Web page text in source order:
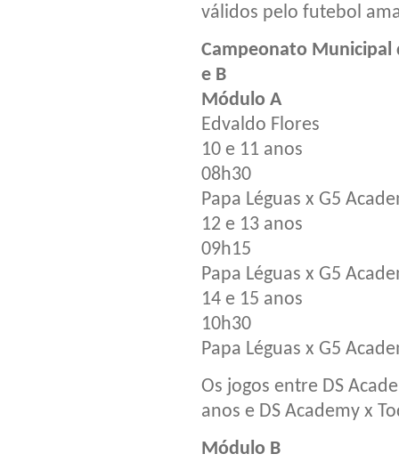
válidos pelo futebol
Campeonato Municipal
e B
Módulo A
Edvaldo Flores
10 e 11 anos
08h30
Papa Léguas x G5
12 e 13 anos
09h15
Papa Léguas x G5
14 e 15 anos
10h30
Papa Léguas x G5
Os jogos entre DS
anos e DS Academy x
Módulo B